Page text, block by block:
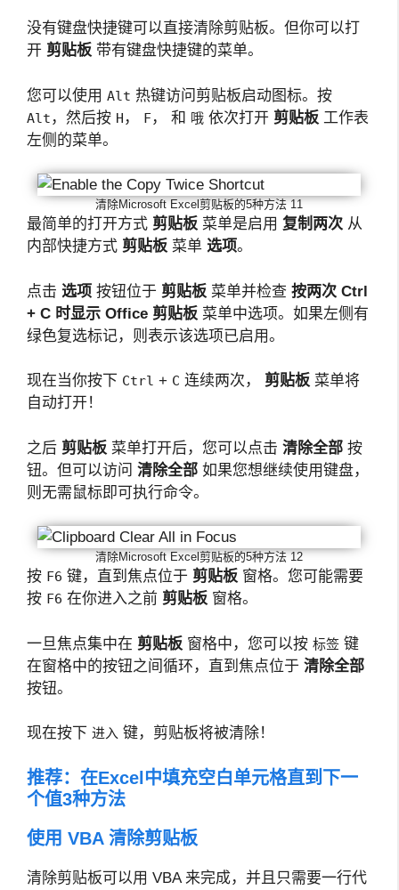
没有键盘快捷键可以直接清除剪贴板。但你可以打
开 剪贴板 带有键盘快捷键的菜单。
您可以使用 Alt 热键访问剪贴板启动图标。按
Alt ，然后按 H ， F， 和 哦 依次打开 剪贴板 工作表
左侧的菜单。
清除Microsoft Excel剪贴板的5种方法 11
最简单的打开方式 剪贴板 菜单是启用 复制两次 从
内部快捷方式 剪贴板 菜单 选项。
点击 选项 按钮位于 剪贴板 菜单并检查 按两次 Ctrl
+ C 时显示 Office 剪贴板 菜单中选项。如果左侧有
绿色复选标记，则表示该选项已启用。
现在当你按下 Ctrl + C 连续两次， 剪贴板 菜单将
自动打开！
之后 剪贴板 菜单打开后，您可以点击 清除全部 按
钮。但可以访问 清除全部 如果您想继续使用键盘，
则无需鼠标即可执行命令。
清除Microsoft Excel剪贴板的5种方法 12
按 F6 键，直到焦点位于 剪贴板 窗格。您可能需要
按 F6 在你进入之前 剪贴板 窗格。
一旦焦点集中在 剪贴板 窗格中，您可以按 标签 键
在窗格中的按钮之间循环，直到焦点位于 清除全部
按钮。
现在按下 进入 键，剪贴板将被清除！
推荐： 在Excel中填充空白单元格直到下一
个值3种方法
使用 VBA 清除剪贴板
清除剪贴板可以用 VBA 来完成，并且只需要一行代